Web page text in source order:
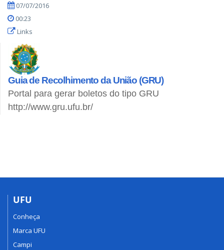
07/07/2016
00:23
Links
Guia de Recolhimento da União (GRU)
Portal para gerar boletos do tipo GRU
http://www.gru.ufu.br/
UFU
Conheça
Marca UFU
Campi